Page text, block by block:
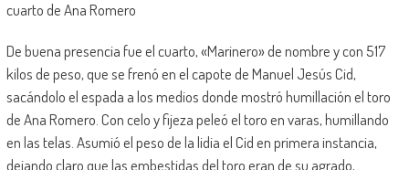
cuarto de Ana Romero
De buena presencia fue el cuarto, «Marinero» de nombre y con 517
kilos de peso, que se frenó en el capote de Manuel Jesús Cid,
sacándolo el espada a los medios donde mostró humillación el toro
de Ana Romero. Con celo y fijeza peleó el toro en varas, humillando
en las telas. Asumió el peso de la lidia el Cid en primera instancia,
dejando claro que las embestidas del toro eran de su agrado,